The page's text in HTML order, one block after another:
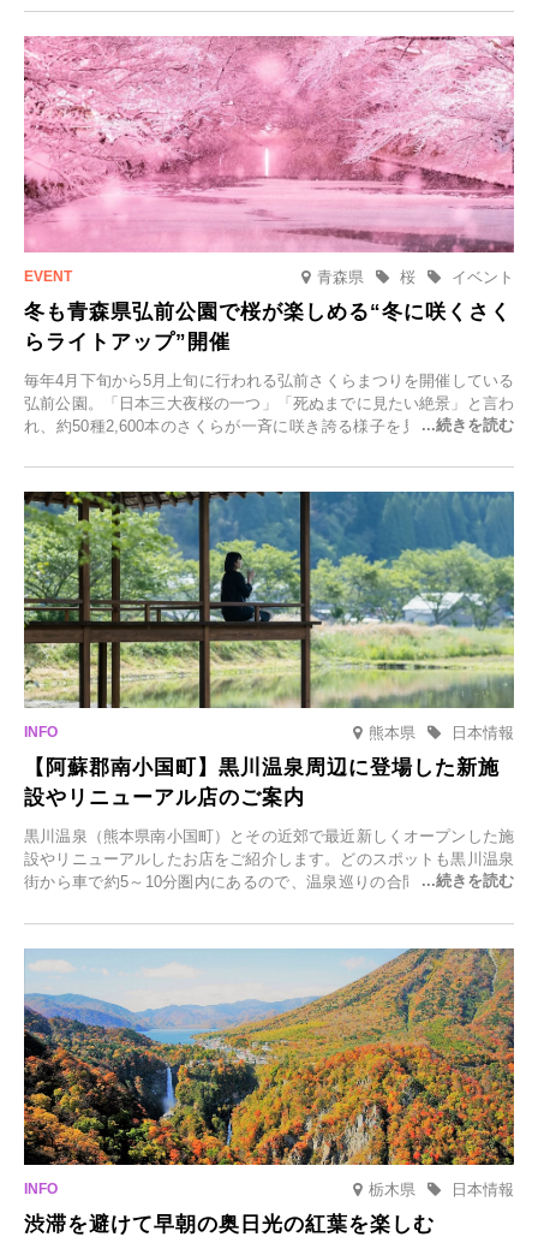
青森県 イベント
桜
冬も青森県弘前公園で桜が楽しめる“冬に咲くさく
らライトアップ”開催
毎年4月下旬から5月上旬に行われる弘前さくらまつりを開催している
弘前公園。「日本三大夜桜の一つ」「死ぬまでに見たい絶景」と言わ
れ、約50種2,600本のさくらが一斉に咲き誇る様子を見に、世界中か
日(月)～2026年2月28日(土)の期間、「冬に咲くさくらライトアップ」
を開催します。
熊本県 日本情報
【阿蘇郡南小国町】黒川温泉周辺に登場した新施
設やリニューアル店のご案内
黒川温泉（熊本県南小国町）とその近郊で最近新しくオープンした施
設やリニューアルしたお店をご紹介します。どのスポットも黒川温泉
街から車で約5～10分圏内にあるので、温泉巡りの合間に気軽に立ち
元食材にこだわったレストランなど、多彩な魅力が満載です。黒川温
泉の新たな楽しみとしてチェックしてみてください。
栃木県 日本情報
渋滞を避けて早朝の奥日光の紅葉を楽しむ